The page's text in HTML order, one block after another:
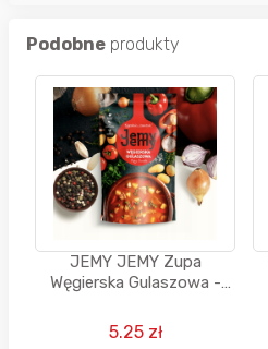
Podobne produkty
JEMY JEMY Zupa
Węgierska Gulaszowa -
kwadrans
5.25 zł